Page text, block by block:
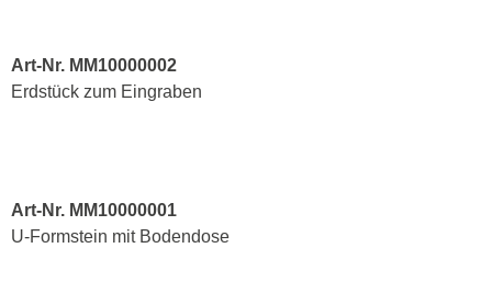
Art-Nr. MM10000002
Erdstück zum Eingraben
Art-Nr. MM10000001
U-Formstein mit Bodendose